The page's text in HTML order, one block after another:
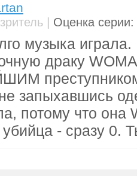
| Оценка серии:
музыка играла.
драку
запыхавшись
потому что она
- сразу 0.